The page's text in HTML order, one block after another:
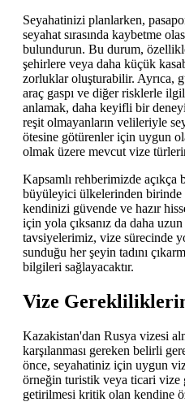
Seyahatinizi planlarken,
seyahat sırasında kaybetme
bulundurun. Bu durum,
şehirlere veya daha küçük
zorluklar oluşturabilir. Ayrıca,
araç gaspı ve diğer risklerle
anlamak, daha keyifli bir
reşit olmayanların velileriyle
ötesine götürenler için uygun
olmak üzere mevcut vize
Kapsamlı rehberimizde
büyüleyici ülkelerinden birinde
kendinizi güvende ve hazır
için yola çıksanız da daha
tavsiyelerimiz, vize sürecinde
sunduğu her şeyin tadını
bilgileri sağlayacaktır.
Vize
Kazakistan'dan Rusya vizesi
karşılanması gereken belirli
önce, seyahatiniz için uygun
örneğin turistik veya ticari
getirilmesi kritik olan kendine